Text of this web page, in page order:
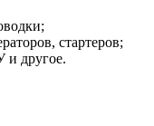
стартеров;
и другое.